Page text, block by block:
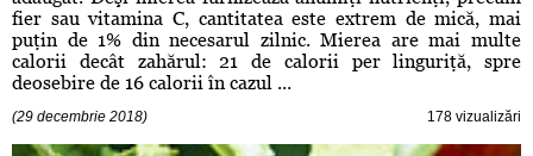
fier sau vitamina C, cantitatea este extrem de mică, mai
puţin de 1% din necesarul zilnic. Mierea are mai multe
calorii decât zahărul: 21 de calorii per linguriţă, spre
deosebire de 16 calorii în cazul ...
(29 decembrie 2018) 178 vizualizări